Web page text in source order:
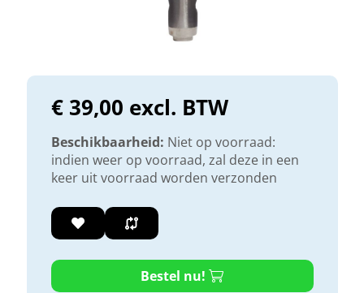
€ 39,00 excl. BTW
Beschikbaarheid: Niet op voorraad:
indien weer op voorraad, zal deze in een
keer uit voorraad worden verzonden
Bestel nu!